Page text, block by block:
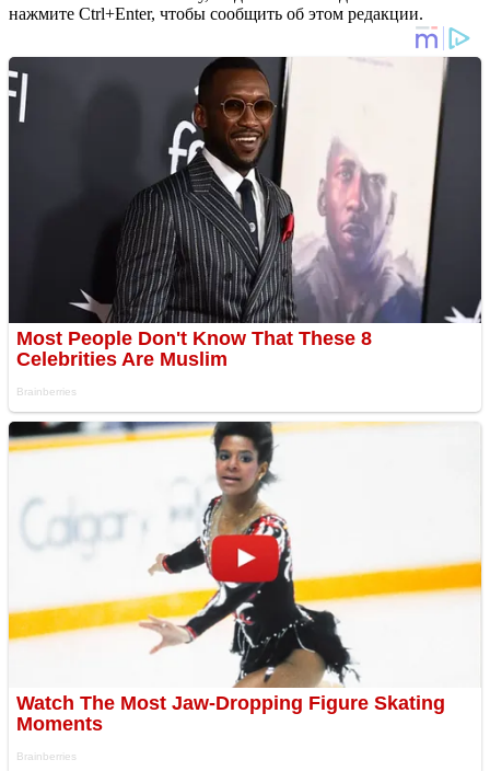
нажмите Ctrl+Enter, чтобы сообщить об этом редакции.